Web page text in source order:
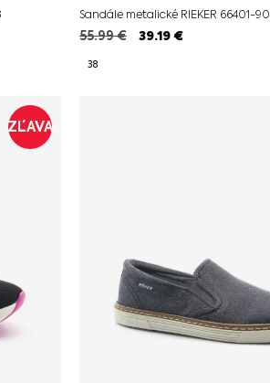
Sandále metalické RIEKER 66401-90
55.99€ 39.19€
38
ZĽAVA